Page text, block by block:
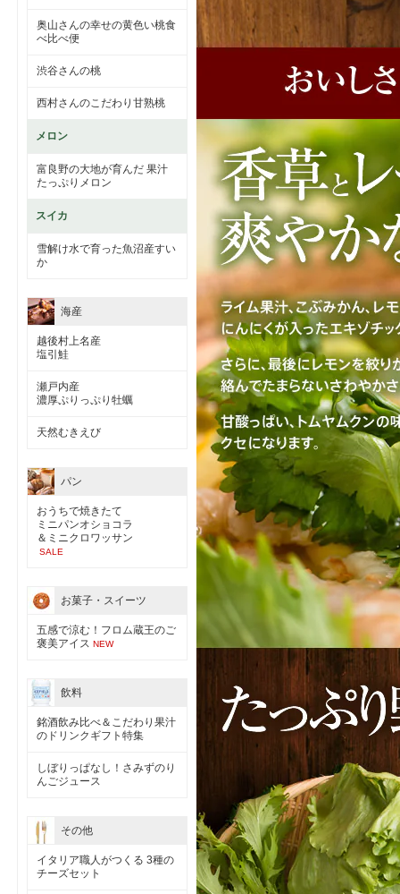
奥山さんの幸せの黄色い桃食
べ比べ便
渋谷さんの桃
西村さんのこだわり甘熟桃
メロン
富良野の大地が育んだ 果汁
たっぷりメロン
スイカ
雪解け水で育った魚沼産すい
か
海産
越後村上名産
塩引鮭
瀬戸内産
濃厚ぷりっぷり牡蠣
天然むきえび
パン
おうちで焼きたて
ミニパンオショコラ
＆ミニクロワッサン
SALE
お菓子・スイーツ
五感で涼む！フロム蔵王のご
褒美アイス NEW
飲料
銘酒飲み比べ＆こだわり果汁
のドリンクギフト特集
しぼりっぱなし！さみずのり
んごジュース
その他
イタリア職人がつくる 3種の
チーズセット